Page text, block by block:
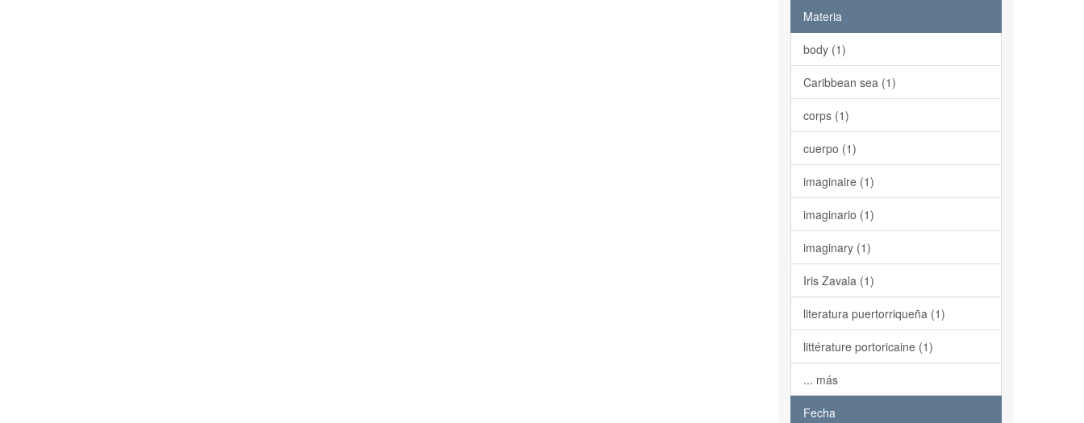
Materia
body (1)
Caribbean sea (1)
corps (1)
cuerpo (1)
imaginaire (1)
imaginario (1)
imaginary (1)
Iris Zavala (1)
literatura puertorriqueña (1)
littérature portoricaine (1)
... más
Fecha